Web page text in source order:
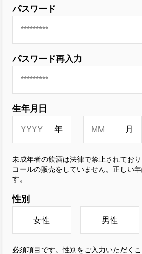
パスワード
パスワード再入力
生年月日
未成年者の飲酒は法律で禁止されてお
コールの販売をしていません。正しい
す。
性別
女性 男性
必須項目です。性別をご入力いただく